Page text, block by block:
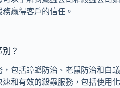
贏得客戶的信任。
？
包括蟑螂防治、老鼠防治和白蟻
和有效的殺蟲服務，包括使用化